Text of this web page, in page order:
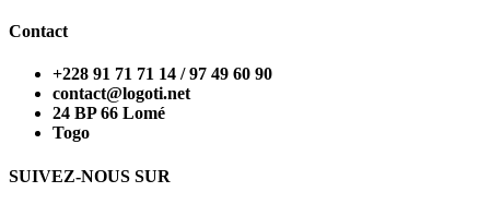
Contact
+228 91 71 71 14 / 97 49 60 90
contact@logoti.net
24 BP 66 Lomé
Togo
SUIVEZ-NOUS SUR